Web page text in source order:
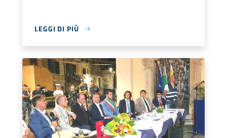
LEGGI DI PIÙ